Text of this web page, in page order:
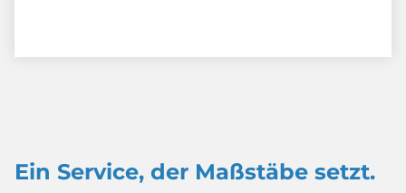
Ein Service, der Maßstäbe setzt.